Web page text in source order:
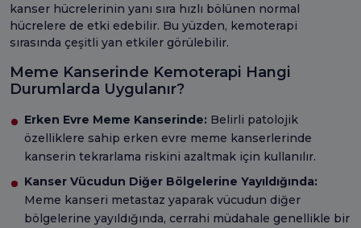
kanser hücrelerinin yanı sıra hızlı bölünen normal
hücrelere de etki edebilir. Bu yüzden, kemoterapi
sırasında çeşitli yan etkiler görülebilir.
Meme Kanserinde Kemoterapi Hangi
Durumlarda Uygulanır?
Erken Evre Meme Kanserinde: Belirli patolojik
özelliklere sahip erken evre meme kanserlerinde
kanserin tekrarlama riskini azaltmak için kullanılır.
Kanser Vücudun Diğer Bölgelerine Yayıldığında:
Meme kanseri metastaz yaparak vücudun diğer
bölgelerine yayıldığında, cerrahi müdahale genellikle bir